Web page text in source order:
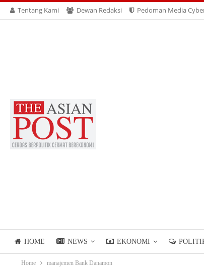
Tentang Kami Dewan Redaksi Pedoman Media
HOME NEWS EKONOMI
LIFESTYLE ASIANPOSTTV
Home manajemen Bank Danamon